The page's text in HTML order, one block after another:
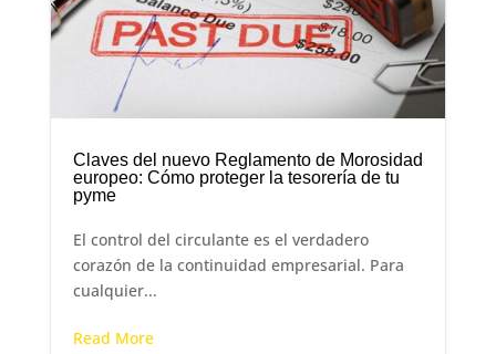
Claves del nuevo Reglamento de Morosidad
europeo: Cómo proteger la tesorería de tu
pyme
El control del circulante es el verdadero
corazón de la continuidad empresarial. Para
cualquier...
Read More